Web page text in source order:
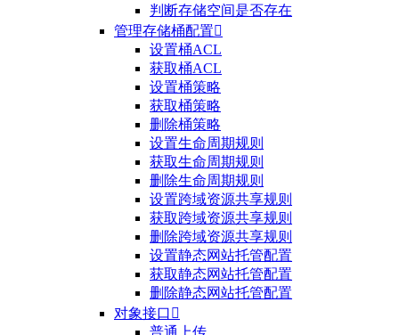
判断存储空间是否存在
管理存储桶配置
设置桶ACL
获取桶ACL
设置桶策略
获取桶策略
删除桶策略
设置生命周期规则
获取生命周期规则
删除生命周期规则
设置跨域资源共享规则
获取跨域资源共享规则
删除跨域资源共享规则
设置静态网站托管配置
获取静态网站托管配置
删除静态网站托管配置
对象接口 
普通上传